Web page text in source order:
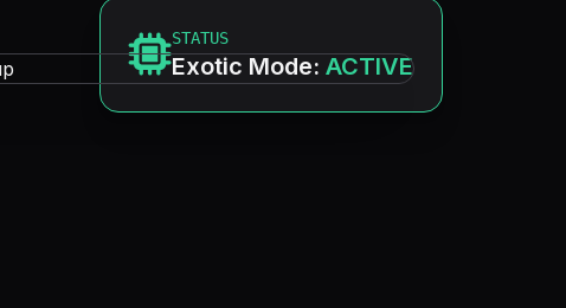
STATUS
Exotic Mode: ACTIVE